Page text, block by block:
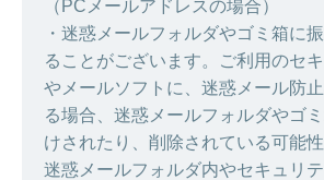
（PCメールアドレスの場合）
・迷惑メールフォルダやゴミ箱に
ることがございます。ご利用のセ
やメールソフトに、迷惑メール防
る場合、迷惑メールフォルダやゴ
けされたり、削除されている可能性
迷惑メールフォルダ内やセキュリ